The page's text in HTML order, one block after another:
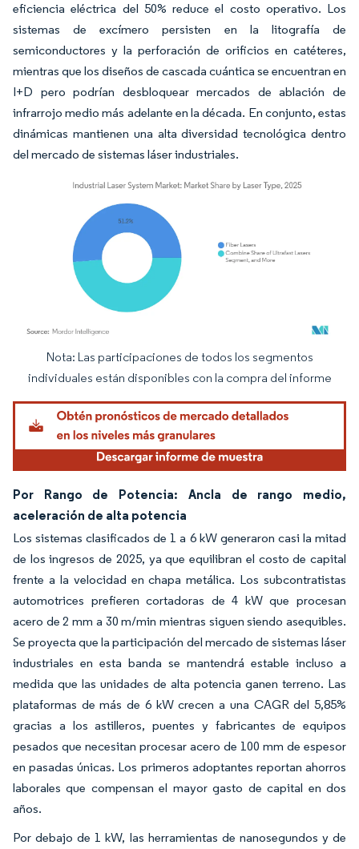
eficiencia eléctrica del 50% reduce el costo operativo. Los
sistemas de excímero persisten en la litografía de
semiconductores y la perforación de orificios en catéteres,
mientras que los diseños de cascada cuántica se encuentran en
I+D pero podrían desbloquear mercados de ablación de
infrarrojo medio más adelante en la década. En conjunto, estas
dinámicas mantienen una alta diversidad tecnológica dentro
del mercado de sistemas láser industriales.
Imagen © Mordor Intelligence. El uso requiere atribución según CC BY 4.0.
Nota: Las participaciones de todos los segmentos
individuales están disponibles con la compra del informe
Por Rango de Potencia: Ancla de rango medio,
aceleración de alta potencia
Los sistemas clasificados de 1 a 6 kW generaron casi la mitad
de los ingresos de 2025, ya que equilibran el costo de capital
frente a la velocidad en chapa metálica. Los subcontratistas
automotrices prefieren cortadoras de 4 kW que procesan
acero de 2 mm a 30 m/min mientras siguen siendo asequibles.
Se proyecta que la participación del mercado de sistemas láser
industriales en esta banda se mantendrá estable incluso a
medida que las unidades de alta potencia ganen terreno. Las
plataformas de más de 6 kW crecen a una CAGR del 5,85%
gracias a los astilleros, puentes y fabricantes de equipos
pesados que necesitan procesar acero de 100 mm de espesor
en pasadas únicas. Los primeros adoptantes reportan ahorros
laborales que compensan el mayor gasto de capital en dos
años.
Por debajo de 1 kW, las herramientas de nanosegundos y de